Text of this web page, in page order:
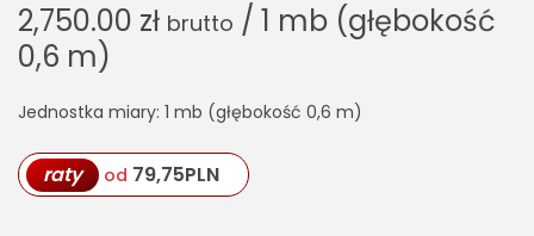
2,750.00 zł brutto / 1 mb (głębokość
0,6 m)
Jednostka miary: 1 mb (głębokość 0,6 m)
raty od 79,75PLN